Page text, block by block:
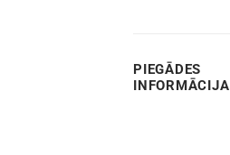
PIEGĀDES
INFORMĀCIJA